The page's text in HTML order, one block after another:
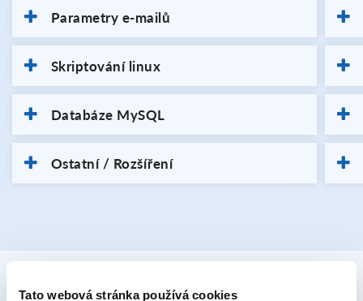
Tato webová stránka používá cookies
Parametry e-mailů
Skriptování linux
Databáze MySQL
Ostatní / Rozšíření